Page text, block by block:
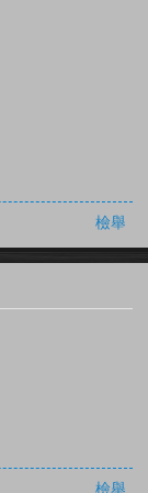
檢舉
檢舉